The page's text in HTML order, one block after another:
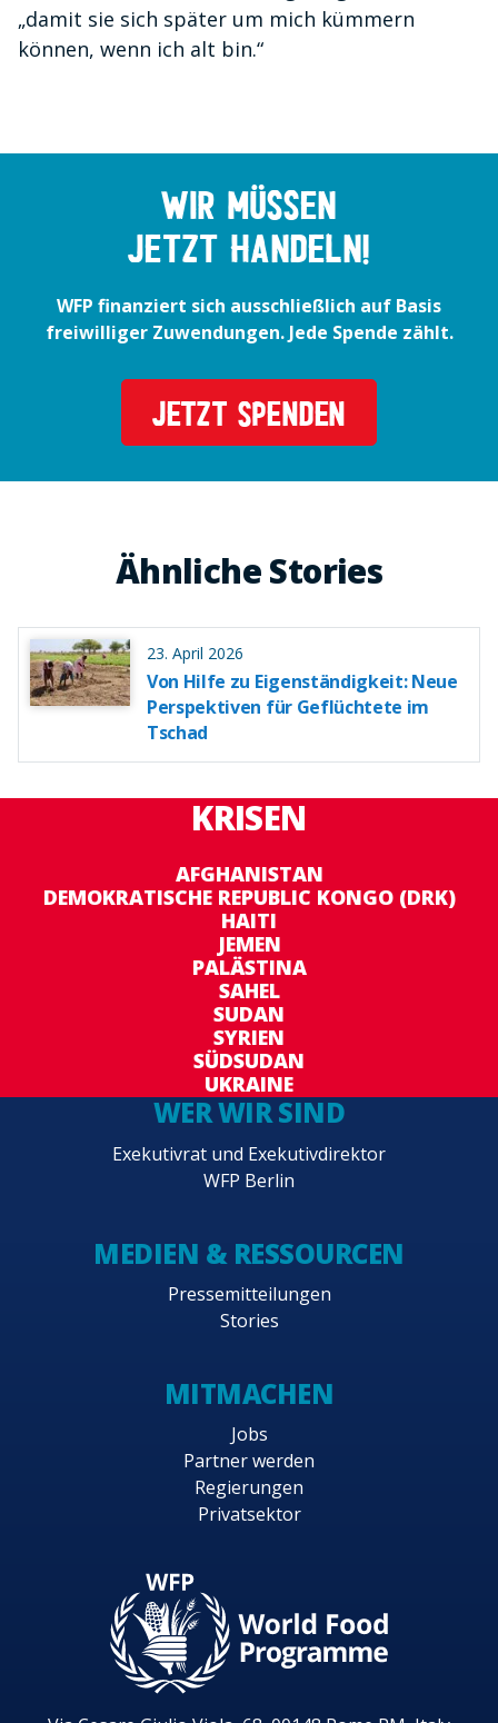
„damit sie sich später um mich kümmern
können, wenn ich alt bin.“
Wir müssen
JETZT handeln!
WFP finanziert sich ausschließlich auf Basis
freiwilliger Zuwendungen. Jede Spende zählt.
JETZT SPENDEN
Ähnliche Stories
23. April 2026
Von Hilfe zu Eigenständigkeit: Neue
Perspektiven für Geflüchtete im
Tschad
KRISEN
AFGHANISTAN
DEMOKRATISCHE REPUBLIC KONGO (DRK)
HAITI
JEMEN
PALÄSTINA
SAHEL
SUDAN
SYRIEN
SÜDSUDAN
UKRAINE
WER WIR SIND
Exekutivrat und Exekutivdirektor
WFP Berlin
MEDIEN & RESSOURCEN
Pressemitteilungen
Stories
MITMACHEN
Jobs
Partner werden
Regierungen
Privatsektor